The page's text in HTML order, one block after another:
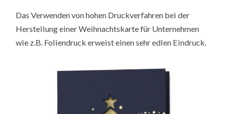
Das Verwenden von hohen Druckverfahren bei der
Herstellung einer Weihnachtskarte für Unternehmen
wie z.B. Foliendruck erweist einen sehr edlen Eindruck.